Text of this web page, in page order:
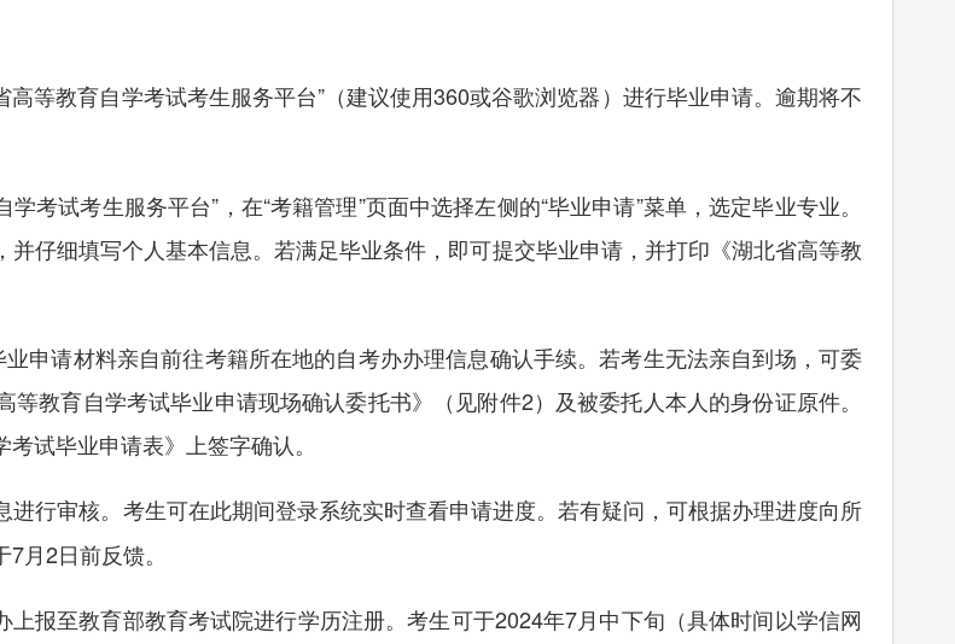
等教育自学考试考生服务平台”（建议使用360或谷歌浏览器）进行毕业申请。逾期将不
试考生服务平台”，在“考籍管理”页面中选择左侧的“毕业申请”菜单，选定毕业专业。
仔细填写个人基本信息。若满足毕业条件，即可提交毕业申请，并打印《湖北省高等教
请材料亲自前往考籍所在地的自考办办理信息确认手续。若考生无法亲自到场，可委
教育自学考试毕业申请现场确认委托书》（见附件2）及被委托人本人的身份证原件。
试毕业申请表》上签字确认。
行审核。考生可在此期间登录系统实时查看申请进度。若有疑问，可根据办理进度向所
月2日前反馈。
报至教育部教育考试院进行学历注册。考生可于2024年7月中下旬（具体时间以学信网